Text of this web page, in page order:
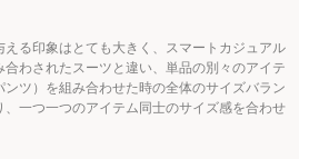
る印象はとても大きく、スマートカジュアル
わされたスーツと違い、単品の別々のアイテ
ツ）を組み合わせた時の全体のサイズバラン
一つ一つのアイテム同士のサイズ感を合わせ